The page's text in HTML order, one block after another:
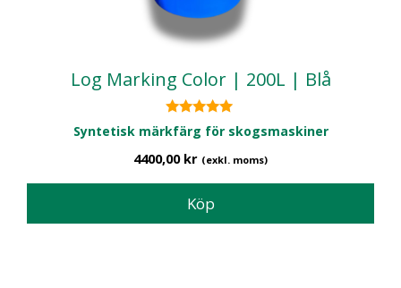
Log Marking Color | 200L | Blå
5.00
av 5
Syntetisk märkfärg för skogsmaskiner
4400,00 kr (exkl. moms)
Köp